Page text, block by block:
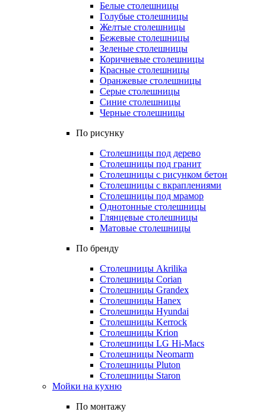
Белые столешницы
Голубые столешницы
Желтые столешницы
Бежевые столешницы
Зеленые столешницы
Коричневые столешницы
Красные столешницы
Оранжевые столешницы
Серые столешницы
Синие столешницы
Черные столешницы
По рисунку
Столешницы под дерево
Столешницы под гранит
Столешницы с рисунком бетон
Столешницы с вкраплениями
Столешницы под мрамор
Однотонные столешницы
Глянцевые столешницы
Матовые столешницы
По бренду
Столешницы Akrilika
Столешницы Corian
Столешницы Grandex
Столешницы Hanex
Столешницы Hyundai
Столешницы Kerrock
Столешницы Krion
Столешницы LG Hi-Macs
Столешницы Neomarm
Столешницы Pluton
Столешницы Staron
Мойки на кухню
По монтажу